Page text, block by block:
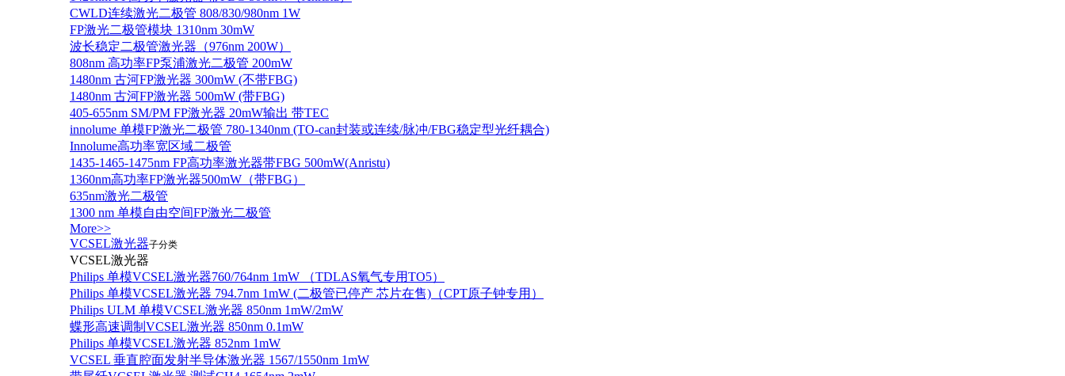
CWLD连续激光二极管 808/830/980nm 1W
FP激光二极管模块 1310nm 30mW
波长稳定二极管激光器（976nm 200W）
808nm 高功率FP泵浦激光二极管 200mW
1480nm 古河FP激光器 300mW (不带FBG)
1480nm 古河FP激光器 500mW (带FBG)
405-655nm SM/PM FP激光器 20mW输出 带TEC
innolume 单模FP激光二极管 780-1340nm (TO-can封装或连续/脉冲/FBG稳定型光纤耦合)
Innolume高功率宽区域二极管
1435-1465-1475nm FP高功率激光器带FBG 500mW(Anristu)
1360nm高功率FP激光器500mW（带FBG）
635nm激光二极管
1300 nm 单模自由空间FP激光二极管
More>>
VCSEL激光器子分类
VCSEL激光器
Philips 单模VCSEL激光器760/764nm 1mW （TDLAS氧气专用TO5）
Philips 单模VCSEL激光器 794.7nm 1mW (二极管已停产 芯片在售)（CPT原子钟专用）
Philips ULM 单模VCSEL激光器 850nm 1mW/2mW
蝶形高速调制VCSEL激光器 850nm 0.1mW
Philips 单模VCSEL激光器 852nm 1mW
VCSEL 垂直腔面发射半导体激光器 1567/1550nm 1mW